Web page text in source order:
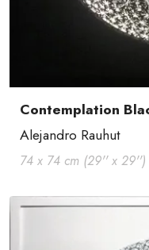
Contemplation
Alejandro Rauhut
74 x 74 cm (29'' x 29'')